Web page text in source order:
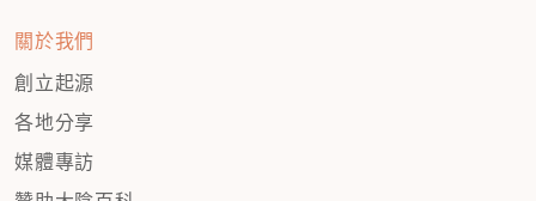
關於我們
創立起源
各地分享
媒體專訪